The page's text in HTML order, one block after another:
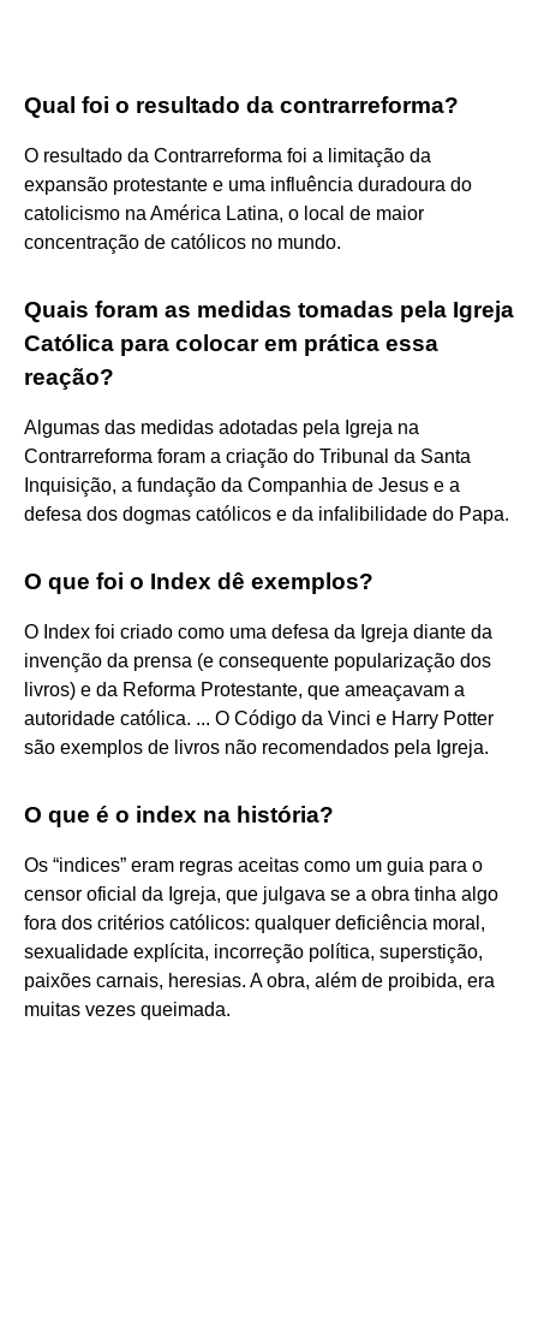
Qual foi o resultado da contrarreforma?
O resultado da Contrarreforma foi a limitação da
expansão protestante e uma influência duradoura do
catolicismo na América Latina, o local de maior
concentração de católicos no mundo.
Quais foram as medidas tomadas pela Igreja
Católica para colocar em prática essa
reação?
Algumas das medidas adotadas pela Igreja na
Contrarreforma foram a criação do Tribunal da Santa
Inquisição, a fundação da Companhia de Jesus e a
defesa dos dogmas católicos e da infalibilidade do Papa.
O que foi o Index dê exemplos?
O Index foi criado como uma defesa da Igreja diante da
invenção da prensa (e consequente popularização dos
livros) e da Reforma Protestante, que ameaçavam a
autoridade católica. ... O Código da Vinci e Harry Potter
são exemplos de livros não recomendados pela Igreja.
O que é o index na história?
Os “indices” eram regras aceitas como um guia para o
censor oficial da Igreja, que julgava se a obra tinha algo
fora dos critérios católicos: qualquer deficiência moral,
sexualidade explícita, incorreção política, superstição,
paixões carnais, heresias. A obra, além de proibida, era
muitas vezes queimada.